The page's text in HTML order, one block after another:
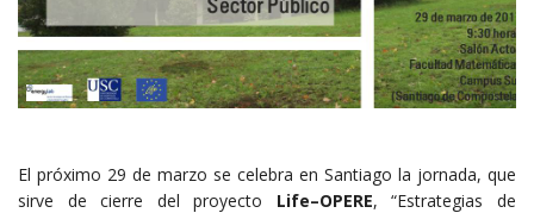
El próximo 29 de marzo se celebra en Santiago la jornada, que
sirve de cierre del proyecto Life–OPERE, “Estrategias de